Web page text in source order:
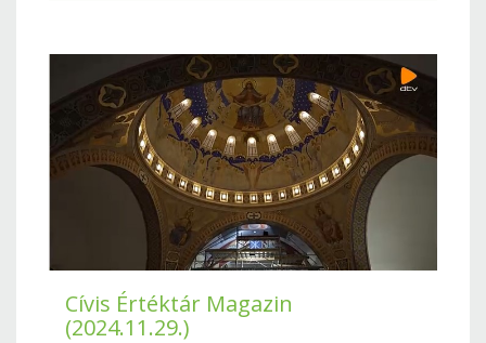
Cívis Értéktár Magazin
(2024.11.29.)